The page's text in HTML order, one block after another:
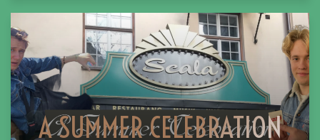
A SUMMER CELEBRATION